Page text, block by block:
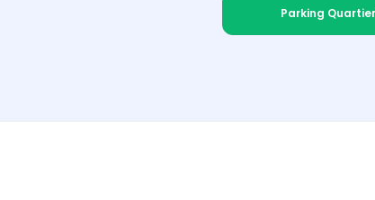
Parking